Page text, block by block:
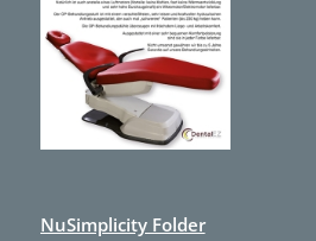
NuSimplicity Folder